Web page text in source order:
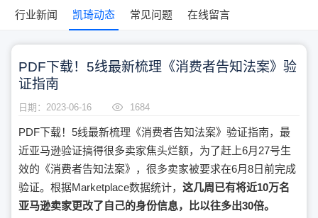
行业新闻 凯琦动态 常见问题 在线留言
PDF下载！5线最新梳理《消费者告知法案》验
证指南
日期：2023-06-16 1684
PDF下载！5线最新梳理《消费者告知法案》验证指南，最
近亚马逊验证搞得很多卖家焦头烂额，为了赶上6月27号生
效的《消费者告知法案》，很多卖家被要求在6月8日前完成
验证。根据Marketplace数据统计， 这几周已有将近10万名
亚马逊卖家更改了自己的身份信息，比以往多出30倍。